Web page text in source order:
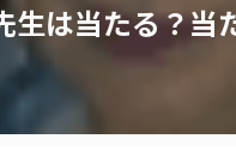
生は当たる？当